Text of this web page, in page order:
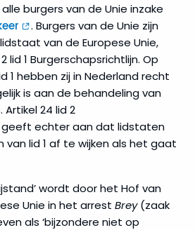
burgers van de Unie inzake
. Burgers van de Unie zijn
van de Europese Unie,
lid 1 Burgerschapsrichtlijn. Op
1 hebben zij in Nederland recht
is aan de behandeling van
24 lid 2
geeft echter aan dat lidstaten
lid 1 af te wijken als het gaat
wordt door het Hof van
Unie in het arrest Brey(zaak
als ‘bijzondere niet op